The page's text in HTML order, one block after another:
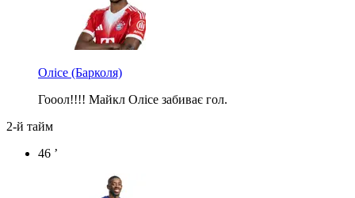
Олісе (Барколя)
Гооол!!!! Майкл Олісе забиває гол.
2-й тайм
46 ’